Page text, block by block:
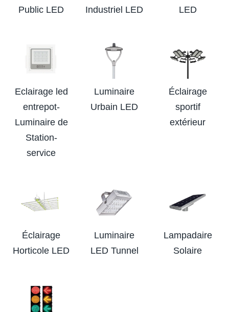
Public LED
Industriel LED
LED
Eclairage led
entrepot-
Luminaire de
Station-
service
Luminaire
Urbain LED
Éclairage
sportif
extérieur
Éclairage
Horticole LED
Luminaire
LED Tunnel
Lampadaire
Solaire